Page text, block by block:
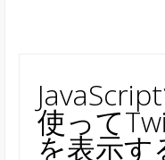
使って
を表示す